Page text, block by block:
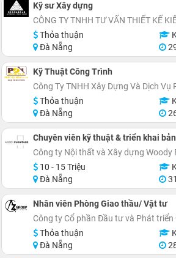
Kỹ sư Xây dựng
CÔNG TY TNHH TƯ VẤN THIẾT KẾ
Thỏa thuận
Đà Nẵng
Kỹ Thuật Công Trình
Công Ty TNHH Xây Dựng Và Dịch Vụ
Thỏa thuận
Đà Nẵng
Chuyên viên kỹ thuật & triển khai
Công ty Nội thất và Xây dựng Woody
10 - 15 Triệu
Đà Nẵng
Nhân viên Phòng Giao thầu/ Vật tư
Công ty Cổ phần Đầu tư và Phát triển
Thỏa thuận
Đà Nẵng